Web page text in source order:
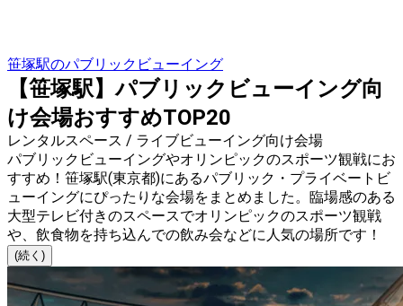
笹塚駅のパブリックビューイング
【笹塚駅】パブリックビューイング向
け会場おすすめTOP20
レンタルスペース / ライブビューイング向け会場
パブリックビューイングやオリンピックのスポーツ観戦にお
すすめ！笹塚駅(東京都)にあるパブリック・プライベートビ
ューイングにぴったりな会場をまとめました。臨場感のある
大型テレビ付きのスペースでオリンピックのスポーツ観戦
や、飲食物を持ち込んでの飲み会などに人気の場所です！
(続く)